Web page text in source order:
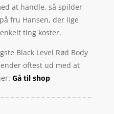
at handle, så spilder
fru Hansen, der lige
ting koster.
Black Level Rød Body
ender oftest ud med at
Gå til shop